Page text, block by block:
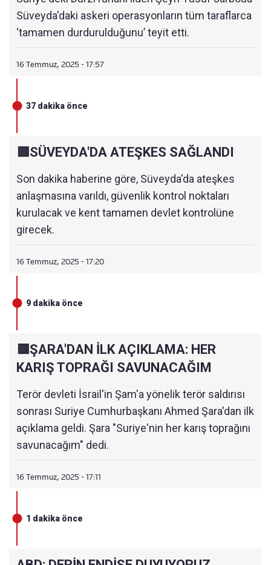
Süveyda'daki askeri operasyonların tüm taraflarca
‘tamamen durdurulduğunu’ teyit etti.
16 Temmuz, 2025 - 17:57
37 dakika önce
🟥SÜVEYDA'DA ATEŞKES SAĞLANDI
Son dakika haberine göre, Süveyda'da ateşkes
anlaşmasına varıldı, güvenlik kontrol noktaları
kurulacak ve kent tamamen devlet kontrolüne
girecek.
16 Temmuz, 2025 - 17:20
9 dakika önce
🟥ŞARA'DAN İLK AÇIKLAMA: HER
KARIŞ TOPRAĞI SAVUNACAĞIM
Terör devleti İsrail'in Şam'a yönelik terör saldırısı
sonrası Suriye Cumhurbaşkanı Ahmed Şara'dan ilk
açıklama geldi. Şara "Suriye'nin her karış toprağını
savunacağım" dedi.
16 Temmuz, 2025 - 17:11
1 dakika önce